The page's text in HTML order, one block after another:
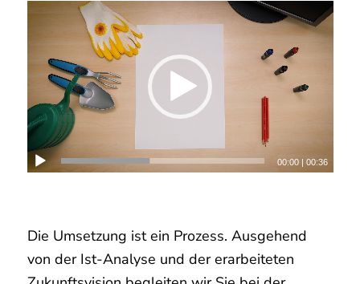
00:00 |00:36
Die Umsetzung ist ein Prozess. Ausgehend
von der Ist-Analyse und der erarbeiteten